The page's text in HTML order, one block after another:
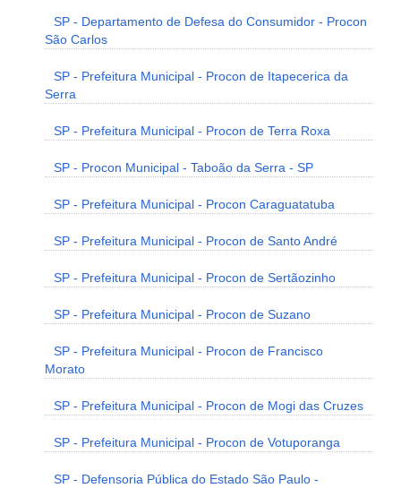
SP - Departamento de Defesa do Consumidor - Procon
São Carlos
SP - Prefeitura Municipal - Procon de Itapecerica da
Serra
SP - Prefeitura Municipal - Procon de Terra Roxa
SP - Procon Municipal - Taboão da Serra - SP
SP - Prefeitura Municipal - Procon Caraguatatuba
SP - Prefeitura Municipal - Procon de Santo André
SP - Prefeitura Municipal - Procon de Sertãozinho
SP - Prefeitura Municipal - Procon de Suzano
SP - Prefeitura Municipal - Procon de Francisco
Morato
SP - Prefeitura Municipal - Procon de Mogi das Cruzes
SP - Prefeitura Municipal - Procon de Votuporanga
SP - Defensoria Pública do Estado São Paulo -